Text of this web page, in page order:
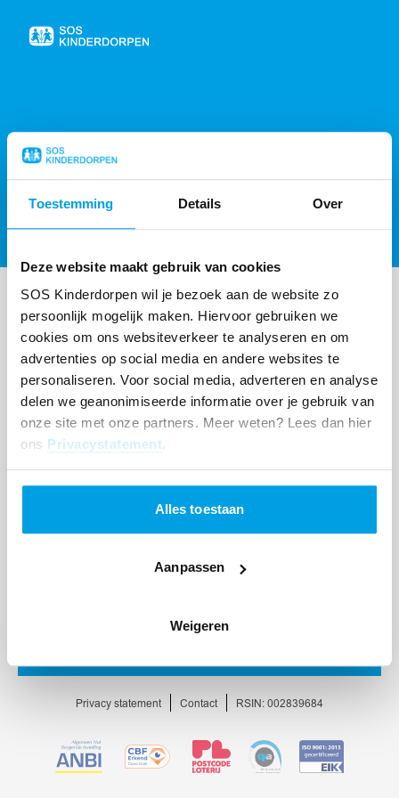
Toestemming Details Over
Deze website maakt gebruik van cookies
SOS Kinderdorpen wil je bezoek aan de website zo
persoonlijk mogelijk maken. Hiervoor gebruiken we
cookies om ons websiteverkeer te analyseren en om
advertenties op social media en andere websites te
personaliseren. Voor social media, adverteren en analyse
delen we geanonimiseerde informatie over je gebruik van
onze site met onze partners. Meer weten? Lees dan hier
ons Privacystatement.
Alles toestaan
Aanpassen
Weigeren
Naar
404, PAGINA NIET GEVONDEN
probeer de homepaginaofneem contact op
naar
homepage
Privacy statement Contact RSIN: 002839684